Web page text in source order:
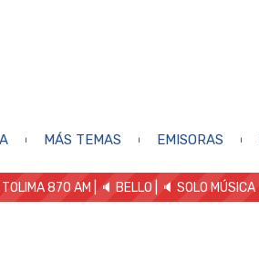
MÁS TEMAS EMISORAS
TOLIMA 870 AM | 🔈 BELLO 🔈 SOLO MÚSICA